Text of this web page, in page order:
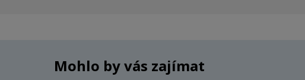
Mohlo by vás zajímat